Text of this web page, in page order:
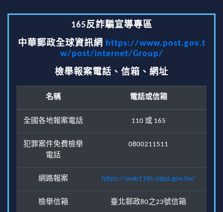
165反詐騙宣導專區
中華郵政全球資訊網 https://www.post.gov.t
w/post/internet/Group/
檢舉報案電話、信箱、網址
名稱 電話或信箱
全國各地報案電話 110 或 165
犯罪案件免費檢舉
電話
0800211511
網路報案 https://web110s.ntpd.gov.tw/
檢舉信箱 臺北郵政80之23號信箱